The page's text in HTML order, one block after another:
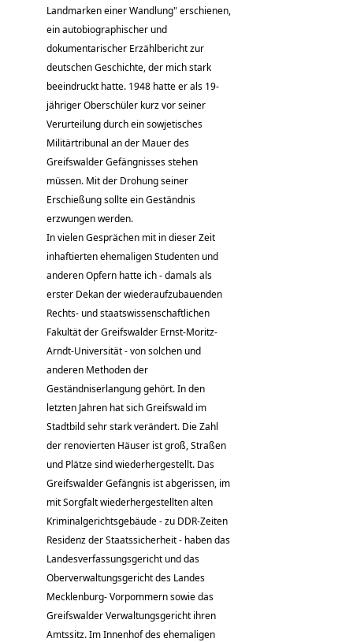
Landmarken einer Wandlung" erschienen,
ein autobiographischer und
dokumentarischer Erzählbericht zur
deutschen Geschichte, der mich stark
beeindruckt hatte. 1948 hatte er als 19-
jähriger Oberschüler kurz vor seiner
Verurteilung durch ein sowjetisches
Militärtribunal an der Mauer des
Greifswalder Gefängnisses stehen
müssen. Mit der Drohung seiner
Erschießung sollte ein Geständnis
erzwungen werden.
In vielen Gesprächen mit in dieser Zeit
inhaftierten ehemaligen Studenten und
anderen Opfern hatte ich - damals als
erster Dekan der wiederaufzubauenden
Rechts- und staatswissenschaftlichen
Fakultät der Greifswalder Ernst-Moritz-
Arndt-Universität - von solchen und
anderen Methoden der
Geständniserlangung gehört. In den
letzten Jahren hat sich Greifswald im
Stadtbild sehr stark verändert. Die Zahl
der renovierten Häuser ist groß, Straßen
und Plätze sind wiederhergestellt. Das
Greifswalder Gefängnis ist abgerissen, im
mit Sorgfalt wiederhergestellten alten
Kriminalgerichtsgebäude - zu DDR-Zeiten
Residenz der Staatssicherheit - haben das
Landesverfassungsgericht und das
Oberverwaltungsgericht des Landes
Mecklenburg- Vorpommern sowie das
Greifswalder Verwaltungsgericht ihren
Amtssitz. Im Innenhof des ehemaligen